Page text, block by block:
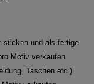
sticken und als fertige
Motiv verkaufen
Taschen etc.)